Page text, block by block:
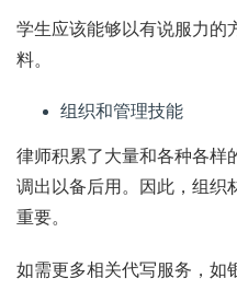
学生应该能够以有说服力的
料。
组织和管理技能
律师积累了大量和各种各样
调出以备后用。因此，组织
重要。
如需更多相关代写服务，如